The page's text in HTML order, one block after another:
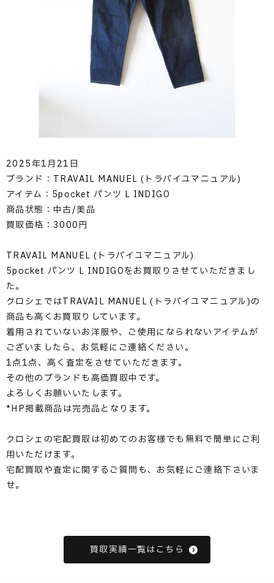
2025年1月21日
ブランド：TRAVAIL MANUEL (トラバイユマニュアル)
アイテム：5pocket パンツ L INDIGO
商品状態：中古/美品
買取価格：3000円
TRAVAIL MANUEL (トラバイユマニュアル)
5pocket パンツ L INDIGOをお買取りさせていただきまし
た。
クロシェではTRAVAIL MANUEL (トラバイユマニュアル)の
商品も高くお買取りしています。
着用されていないお洋服や、ご使用になられないアイテムが
ございましたら、お気軽にご連絡ください。
1点1点、高く査定をさせていただきます。
その他のブランドも高価買取中です。
よろしくお願いいたします。
*HP掲載商品は完売品となります。
クロシェの宅配買取は初めてのお客様でも無料で簡単にご利
用いただけます。
宅配買取や査定に関するご質問も、お気軽にご連絡下さいま
せ。
買取実績一覧はこちら